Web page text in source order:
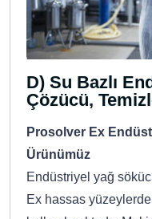
D) Su Bazlı
Çözücü,
Prosolver Ex
Ürünümüz
Endüstriyel yağ
Ex hassas